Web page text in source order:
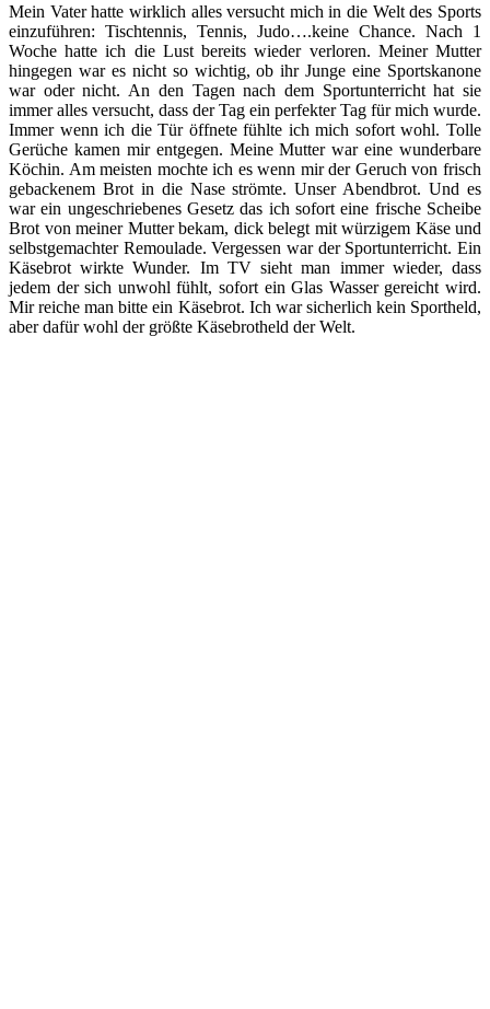
Mein Vater hatte wirklich alles versucht mich in die Welt des Sports
einzuführen: Tischtennis, Tennis, Judo….keine Chance. Nach 1
Woche hatte ich die Lust bereits wieder verloren. Meiner Mutter
hingegen war es nicht so wichtig, ob ihr Junge eine Sportskanone
war oder nicht. An den Tagen nach dem Sportunterricht hat sie
immer alles versucht, dass der Tag ein perfekter Tag für mich wurde.
Immer wenn ich die Tür öffnete fühlte ich mich sofort wohl. Tolle
Gerüche kamen mir entgegen. Meine Mutter war eine wunderbare
Köchin. Am meisten mochte ich es wenn mir der Geruch von frisch
gebackenem Brot in die Nase strömte. Unser Abendbrot. Und es
war ein ungeschriebenes Gesetz das ich sofort eine frische Scheibe
Brot von meiner Mutter bekam, dick belegt mit würzigem Käse und
selbstgemachter Remoulade. Vergessen war der Sportunterricht. Ein
Käsebrot wirkte Wunder. Im TV sieht man immer wieder, dass
jedem der sich unwohl fühlt, sofort ein Glas Wasser gereicht wird.
Mir reiche man bitte ein Käsebrot. Ich war sicherlich kein Sportheld,
aber dafür wohl der größte Käsebrotheld der Welt.